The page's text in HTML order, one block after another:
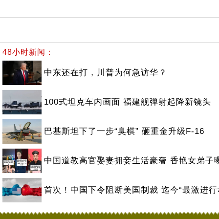
48小时新闻：
中东还在打，川普为何急访华？
100式坦克车内画面 福建舰弹射起降新镜头
巴基斯坦下了一步“臭棋” 砸重金升级F-16
中国道教高官娶妻拥妾生活豪奢 香艳女弟子
首次！中国下令阻断美国制裁 迄今“最激进行